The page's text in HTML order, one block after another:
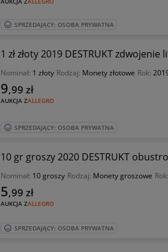
SPRZEDAJĄCY: OSOBA PRYWATNA
1 zł złoty 2019 DESTRUKT zdwojenie
Nominał: 1 złoty Rodzaj: Monety złotowe Rok:
AUKCJA ZALLEGRO
9,99 zł
SPRZEDAJĄCY: OSOBA PRYWATNA
10 gr groszy 2020 DESTRUKT
Nominał: 10 groszy Rodzaj: Monety groszowe Rok:
AUKCJA ZALLEGRO
5,99 zł
SPRZEDAJĄCY: OSOBA PRYWATNA